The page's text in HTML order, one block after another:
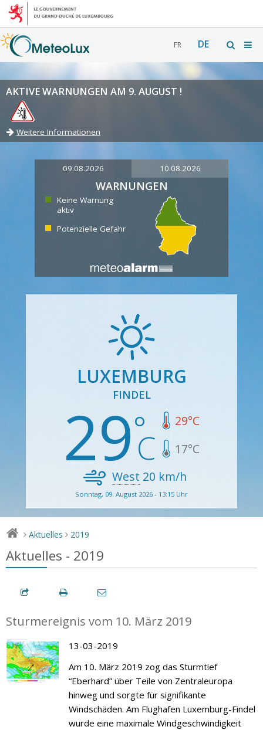
FR DE
AKTIVE WARNUNGEN AM 9. AUGUST !
Weitere Informationen
09.08.2026 10.08.2026
WARNUNGEN
Keine Warnung
aktiv
Potenzielle Gefahr
LUXEMBURG
FINDEL
29 29°C
17°C
West 20 km/h
Sonntag, 09. August 2026 - 13:15 Uhr
> Aktuelles > 2019
Aktuelles - 2019
Sturmereignis vom 10. März 2019
13-03-2019
Am 10. März 2019 zog das Sturmtief
“Eberhard” über Teile von Zentraleuropa
hinweg und sorgte für signifikante
Windschäden. Am Flughafen Luxemburg-Findel
wurde eine maximale Windgeschwindigkeit